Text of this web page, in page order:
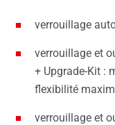
verrouillage
verrouillage et
+ Upgrade-Kit :
flexibilité
verrouillage et